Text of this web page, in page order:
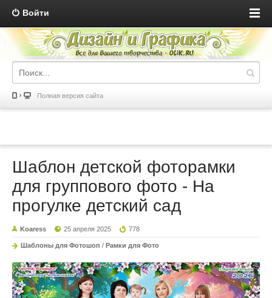
Войти
Полная версия сайта
Шаблон детской фоторамки
для группового фото - На
прогулке детский сад
Koaress 25 апреля 2025 778
Шаблоны для Фотошоп / Рамки для Фото